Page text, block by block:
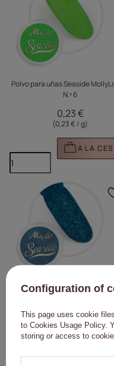
Polvo para uñas Seaside
N.º 6
0,23 €
(0,23 € / g)
A LA
Polvo para uñas Seaside
0,23 €
(0,23 € / g )
Configuration of
This page uses cookie
to Cookies Usage Policy.
storing or access to